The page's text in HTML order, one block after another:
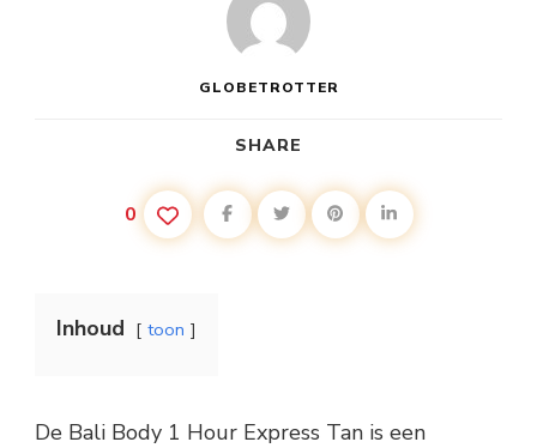
GLOBETROTTER
SHARE
0
Inhoud toon
De Bali Body 1 Hour Express Tan is een